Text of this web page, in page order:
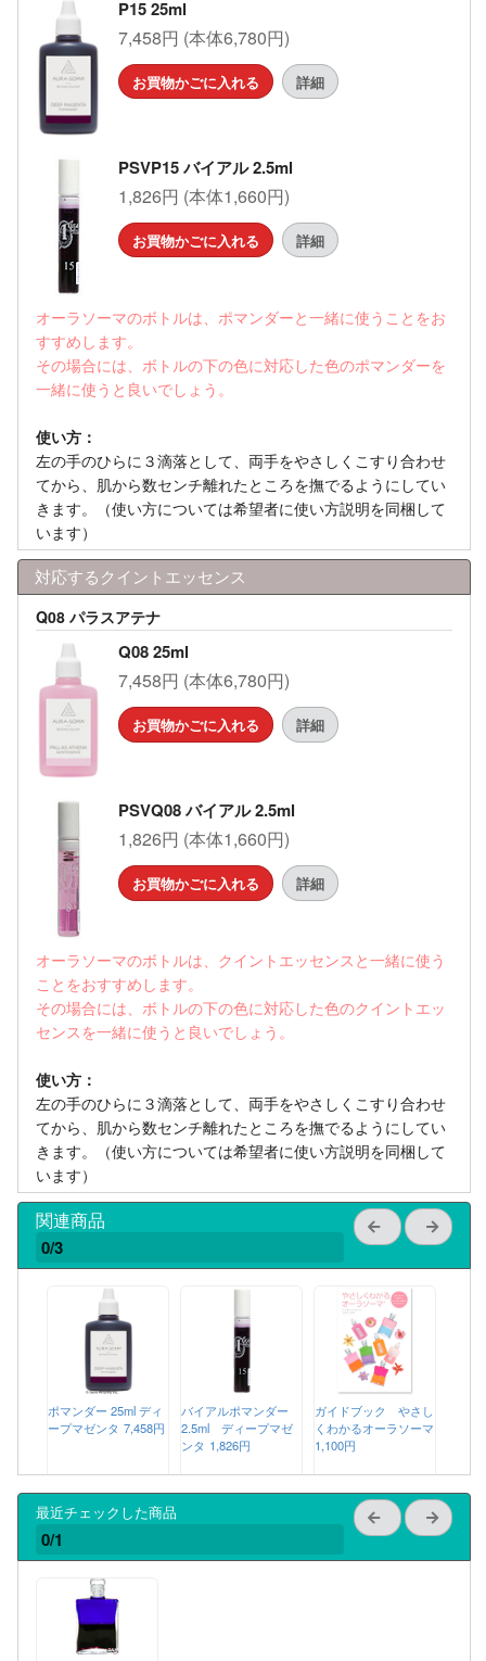
P15 25ml
7,458円 (本体6,780円)
お買物かごに入れる 詳細
PSVP15 バイアル 2.5ml
1,826円 (本体1,660円)
お買物かごに入れる 詳細
オーラソーマのボトルは、ポマンダーと一緒に使うことをお
すすめします。
その場合には、ボトルの下の色に対応した色のポマンダーを
一緒に使うと良いでしょう。
使い方：
左の手のひらに３滴落として、両手をやさしくこすり合わせ
てから、肌から数センチ離れたところを撫でるようにしてい
きます。（使い方については希望者に使い方説明を同梱して
います）
対応するクイントエッセンス
Q08 パラスアテナ
Q08 25ml
7,458円 (本体6,780円)
お買物かごに入れる 詳細
PSVQ08 バイアル 2.5ml
1,826円 (本体1,660円)
お買物かごに入れる 詳細
オーラソーマのボトルは、クイントエッセンスと一緒に使う
ことをおすすめします。
その場合には、ボトルの下の色に対応した色のクイントエッ
センスを一緒に使うと良いでしょう。
使い方：
左の手のひらに３滴落として、両手をやさしくこすり合わせ
てから、肌から数センチ離れたところを撫でるようにしてい
きます。（使い方については希望者に使い方説明を同梱して
います）
関連商品
0/3
ポマンダー 25ml ディ
ープマゼンタ 7,458円
バイアルポマンダー
2.5ml ディープマゼ
ンタ 1,826円
ガイドブック やさし
くわかるオーラソーマ
1,100円
最近チェックした商品
0/1